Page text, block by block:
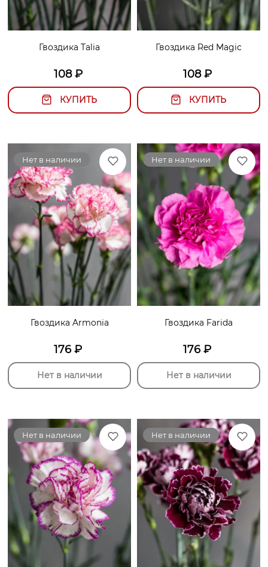
Гвоздика Talia
108₽
КУПИТЬ
Гвоздика Red Magic
108₽
КУПИТЬ
Нет в наличии
Гвоздика Armonia
176₽
Нет в наличии
Нет в наличии
Гвоздика Farida
176₽
Нет в наличии
Нет в наличии Нет в наличии